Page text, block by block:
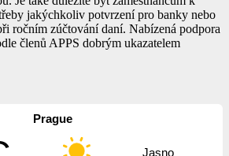
jakýchkoliv potvrzení pro banky nebo
ročním zúčtování daní. Nabízená podpora
členů APPS dobrým ukazatelem
Prague
Jasno